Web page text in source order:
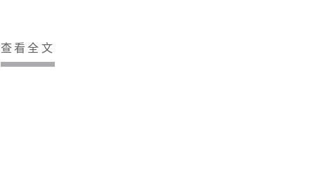
查看全文